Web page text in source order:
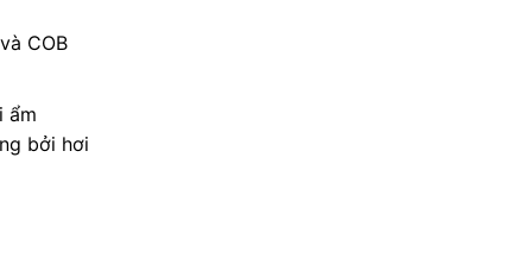
COB
ẩm
bởi hơi